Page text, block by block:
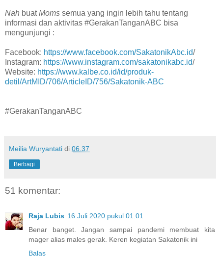
Nah buatMoms semua yang ingin lebih tahu tentang
informasi dan aktivitas #GerakanTanganABC bisa
mengunjungi :
Facebook: https://www.facebook.com/SakatonikAbc.id/
Instagram: https://www.instagram.com/sakatonikabc.id/
Website: https://www.kalbe.co.id/id/produk-
detil/ArtMID/706/ArticleID/756/Sakatonik-ABC
#GerakanTanganABC
Meilia Wuryantati di 06.37
Berbagi
51 komentar:
Raja Lubis 16 Juli 2020 pukul 01.01
Benar banget. Jangan sampai pandemi membuat kita
mager alias males gerak. Keren kegiatan Sakatonik ini
Balas